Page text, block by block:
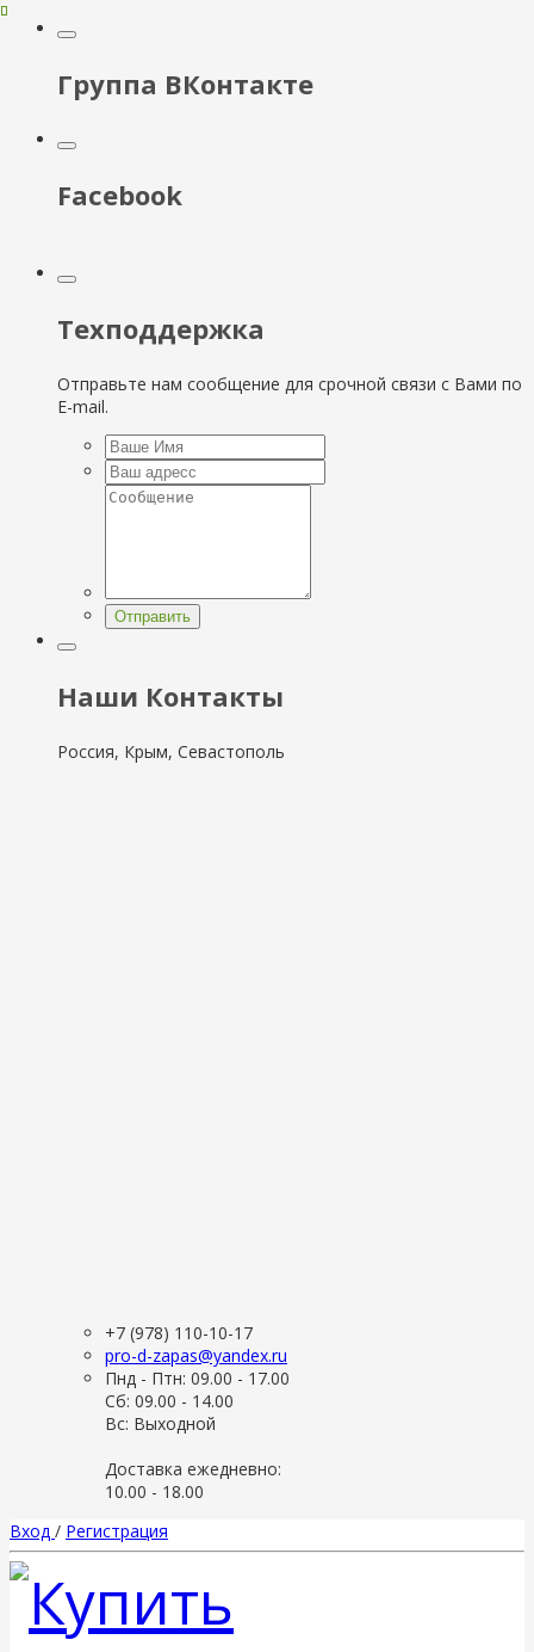
Группа ВКонтакте
Facebook
Техподдержка
Отправьте нам сообщение для срочной связи с Вами по
E-mail.
Отправить
Наши Контакты
Россия, Крым, Севастополь
+7 (978) 110-10-17
pro-d-zapas@yandex.ru
Пнд - Птн: 09.00 - 17.00
Сб: 09.00 - 14.00
Вс: Выходной
Доставка ежедневно:
10.00 - 18.00
Вход / Регистрация